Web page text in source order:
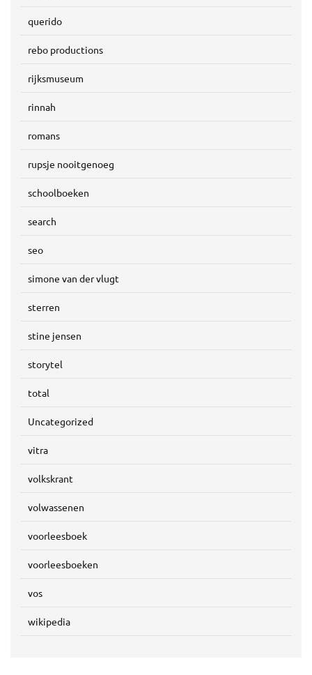
querido
rebo productions
rijksmuseum
rinnah
romans
rupsje nooitgenoeg
schoolboeken
search
seo
simone van der vlugt
sterren
stine jensen
storytel
total
Uncategorized
vitra
volkskrant
volwassenen
voorleesboek
voorleesboeken
vos
wikipedia